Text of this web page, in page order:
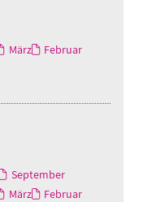
März
Februar
September
März
Februar